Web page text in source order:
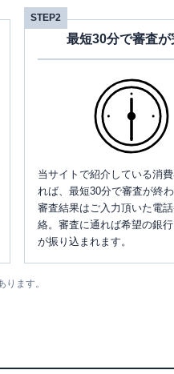
STEP2
最短30分で審査が
当サイトで紹介している消
れば、最短30分で審査が終わ
審査結果はご入力頂いた電
絡。審査に通れば希望の銀
が振り込まれます。
ます。